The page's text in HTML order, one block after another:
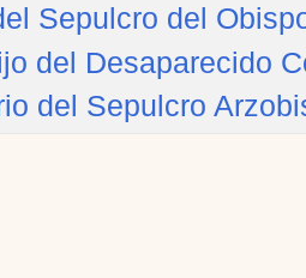
Sepulcro del
del Desaparecido
del Sepulcro